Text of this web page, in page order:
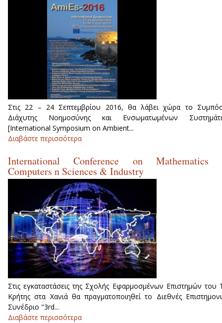
Στις 22 – 24 Σεπτεμβρίου 2016, θα λάβει χώρα το
Διάχυτης Νοημοσύνης και Eνσωματωμένων
[International Symposium on Ambient...
Διαβάστε περισσότερα
International Conference on Mathematics
Computers n Sciences & Industry
Στις εγκαταστάσεις της Σχολής Εφαρμοσμένων Επιστημών του
Κρήτης στα Χανιά θα πραγματοποιηθεί το Διεθνές
Συνέδριο "3rd...
Διαβάστε περισσότερα